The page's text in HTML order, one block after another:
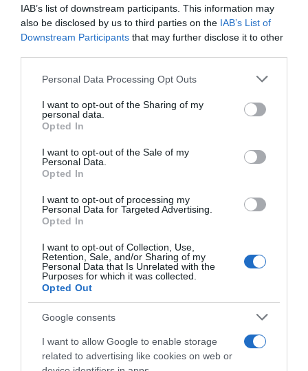
IAB’s list of downstream participants. This information may
also be disclosed by us to third parties on the IAB’s List of
Downstream Participants that may further disclose it to other
Please note that this website/app uses one or more Google
not limited to your visit or usage behaviour. You may click to
grant or deny consent to Google and its third-party tags to
use your data for below specified purposes in below Google
consent section.
Personal Data Processing Opt Outs
I want to opt-out of the Sharing of my
personal data.
Opted In
I want to opt-out of the Sale of my
Personal Data.
Opted In
I want to opt-out of processing my
Personal Data for Targeted Advertising.
Opted In
I want to opt-out of Collection, Use,
Retention, Sale, and/or Sharing of my
Personal Data that Is Unrelated with the
Purposes for which it was collected.
Opted Out
Google consents
I want to allow Google to enable storage
related to advertising like cookies on web or
Megosztás: Facebook Twitter Pinterest
2026-08-08.
Csökkenti a vérnyomást, és védi a szívet